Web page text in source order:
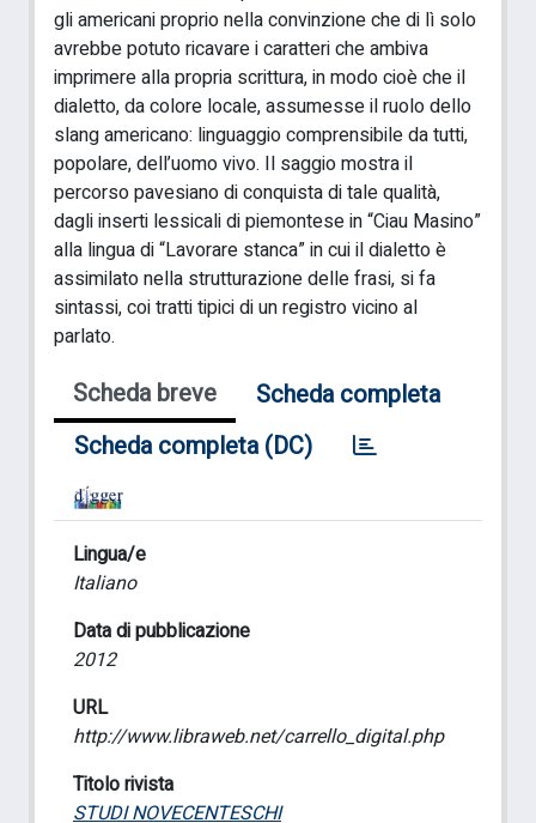
gli americani proprio nella convinzione che di lì solo
avrebbe potuto ricavare i caratteri che ambiva
imprimere alla propria scrittura, in modo cioè che il
dialetto, da colore locale, assumesse il ruolo dello
slang americano: linguaggio comprensibile da tutti,
popolare, dell’uomo vivo. Il saggio mostra il
percorso pavesiano di conquista di tale qualità,
dagli inserti lessicali di piemontese in “Ciau Masino”
alla lingua di “Lavorare stanca” in cui il dialetto è
assimilato nella strutturazione delle frasi, si fa
sintassi, coi tratti tipici di un registro vicino al
parlato.
Scheda breve
Scheda completa
Scheda completa (DC)
Lingua/e
Italiano
Data di pubblicazione
2012
URL
http://www.libraweb.net/carrello_digital.php
Titolo rivista
STUDI NOVECENTESCHI